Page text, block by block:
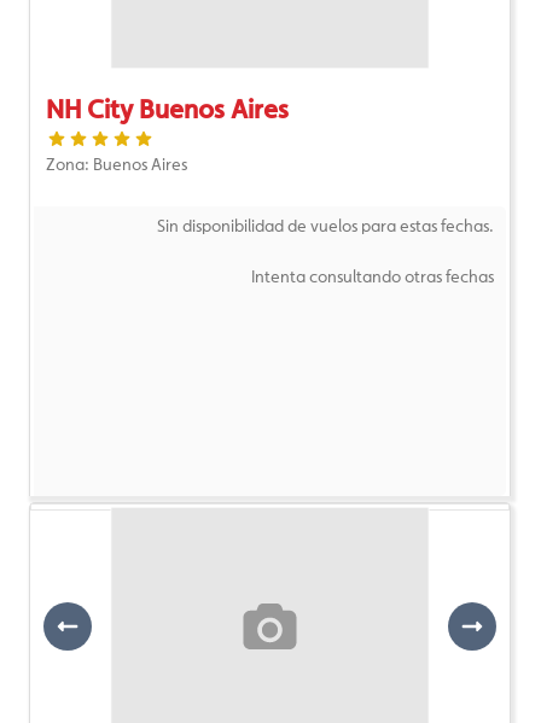
NH City Buenos Aires
Zona: Buenos Aires
Sin disponibilidad de vuelos para estas fechas.
Intenta consultando otras fechas
Previous Next